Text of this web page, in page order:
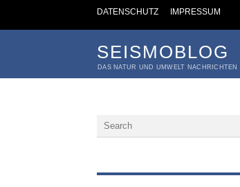
DATENSCHUTZ IMPRESSUM
SEISMOBLOG
DAS NATUR UND UMWELT NACHRICHTEN